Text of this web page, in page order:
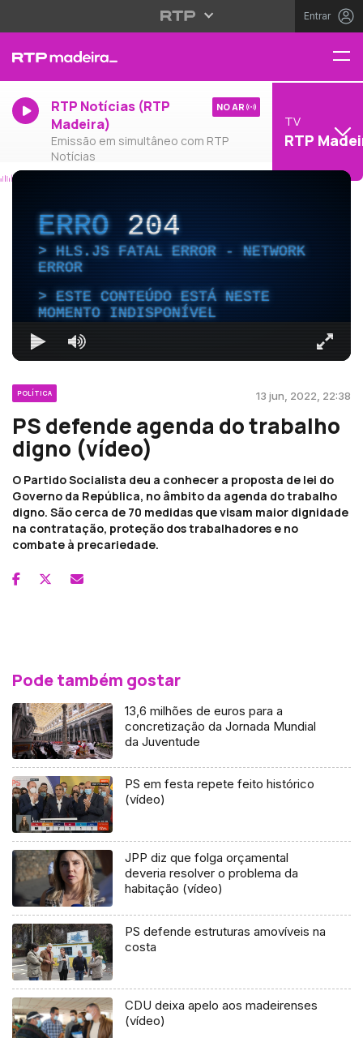
Entrar
RTP Notícias (RTP
Madeira)
Emissão em simultâneo com RTP
Notícias
NO AR
TV
RTP
ERRO204
HLS.JS FATAL ERROR - NETWORK
ERROR
ESTE CONTEÚDO ESTÁ NESTE
MOMENTO INDISPONÍVEL
POLÍTICA 13 jun, 2022, 22:38
PS defende agenda do trabalho
digno (vídeo)
O Partido Socialista deu a conhecer a proposta de lei do
Governo da República, no âmbito da agenda do trabalho
digno. São cerca de 70 medidas que visam maior dignidade
na contratação, proteção dos trabalhadores e no
combate à precariedade.
Pode também gostar
13,6 milhões de euros para a
concretização da Jornada Mundial
da Juventude
PS em festa repete feito histórico
(vídeo)
JPP diz que folga orçamental
deveria resolver o problema da
habitação (vídeo)
PS defende estruturas amovíveis na
costa
CDU deixa apelo aos madeirenses
(vídeo)